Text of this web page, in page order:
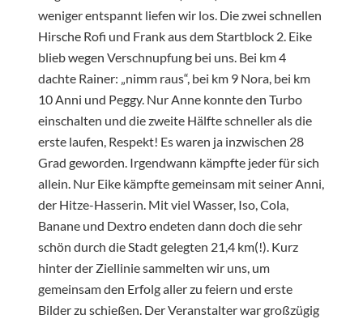
weniger entspannt liefen wir los. Die zwei schnellen
Hirsche Rofi und Frank aus dem Startblock 2. Eike
blieb wegen Verschnupfung bei uns. Bei km 4
dachte Rainer: „nimm raus“, bei km 9 Nora, bei km
10 Anni und Peggy. Nur Anne konnte den Turbo
einschalten und die zweite Hälfte schneller als die
erste laufen, Respekt! Es waren ja inzwischen 28
Grad geworden. Irgendwann kämpfte jeder für sich
allein. Nur Eike kämpfte gemeinsam mit seiner Anni,
der Hitze-Hasserin. Mit viel Wasser, Iso, Cola,
Banane und Dextro endeten dann doch die sehr
schön durch die Stadt gelegten 21,4 km(!). Kurz
hinter der Ziellinie sammelten wir uns, um
gemeinsam den Erfolg aller zu feiern und erste
Bilder zu schießen. Der Veranstalter war großzügig